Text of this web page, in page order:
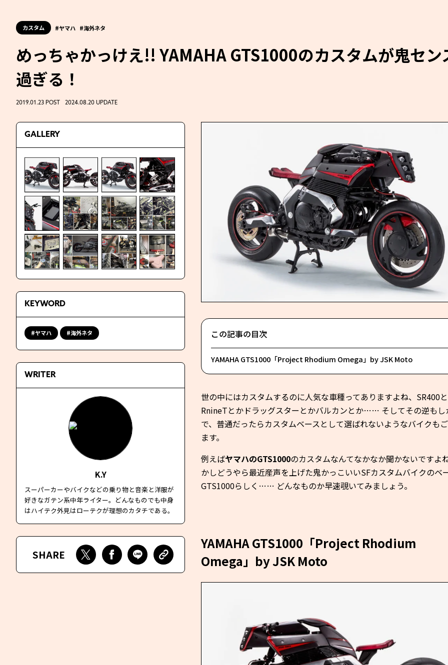
カスタム ヤマハ 海外ネタ
めっちゃかっけえ!! YAMAHA GTS1000のカスタムが鬼セン
過ぎる！
2019.01.23 POST 2024.08.20 UPDATE
この記事の目次
YAMAHA GTS1000「Project Rhodium Omega」by JSK Moto
世の中にはカスタムするのに人気な車種ってありますよね、SR400
RnineTとかドラッグスターとかバルカンとか…… そしてその逆もし
で、普通だったらカスタムベースとして選ばれないようなバイクも
ます。
例えばヤマハのGTS1000のカスタムなんてなかなか聞かないですよ
かしどうやら最近産声を上げた鬼かっこいいSFカスタムバイクのベ
GTS1000らしく…… どんなものか早速覗いてみましょう。
YAMAHA GTS1000「Project Rhodium
Omega」by JSK Moto
GALLERY
KEYWORD
ヤマハ 海外ネタ
WRITER
K.Y
スーパーカーやバイクなどの乗り物と音楽と洋服が
好きなガテン系中年ライター。どんなものでも中身
はハイテク外見はローテクが理想のカタチである。
SHARE